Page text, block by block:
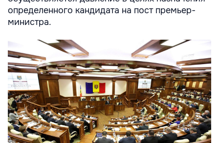
определенного кандидата на пост премьер-
министра.